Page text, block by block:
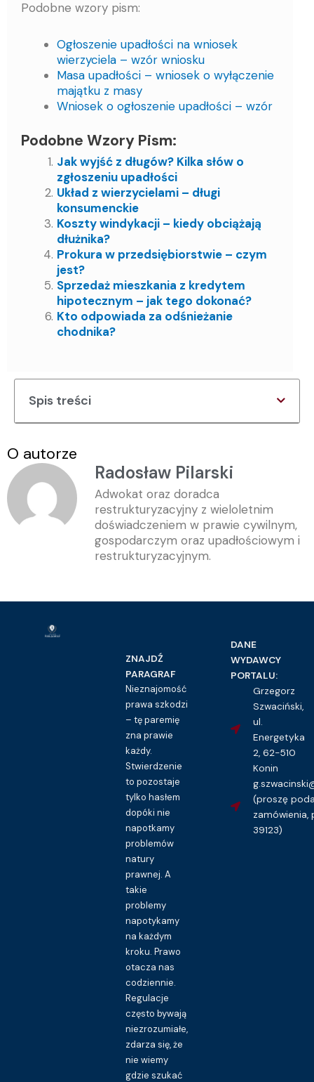
Podobne wzory pism:
Ogłoszenie upadłości na wniosek
wierzyciela – wzór wniosku
Masa upadłości – wniosek o wyłączenie
majątku z masy
Wniosek o ogłoszenie upadłości – wzór
Podobne Wzory Pism:
Jak wyjść z długów? Kilka słów o
zgłoszeniu upadłości
Układ z wierzycielami – długi
konsumenckie
Koszty windykacji – kiedy obciążają
dłużnika?
Prokura w przedsiębiorstwie – czym
jest?
Sprzedaż mieszkania z kredytem
hipotecznym – jak tego dokonać?
Kto odpowiada za odśnieżanie
chodnika?
Spis treści
O autorze
Radosław Pilarski
Adwokat oraz doradca
restrukturyzacyjny z wieloletnim
doświadczeniem w prawie cywilnym,
gospodarczym oraz upadłościowym i
restrukturyzacyjnym.
ZNAJDŹ
PARAGRAF
Nieznajomość
prawa szkodzi
– tę paremię
zna prawie
każdy.
Stwierdzenie
to pozostaje
tylko hasłem
dopóki nie
napotkamy
problemów
natury
prawnej. A
takie
problemy
napotykamy
na każdym
kroku. Prawo
otacza nas
codziennie.
Regulacje
często bywają
niezrozumiałe,
zdarza się, że
nie wiemy
gdzie szukać
DANE
WYDAWCY
PORTALU:
Grzegorz
Szwaciński,
ul.
Energetyka
2, 62-510
Konin
(proszę
zamówienia,
39123)